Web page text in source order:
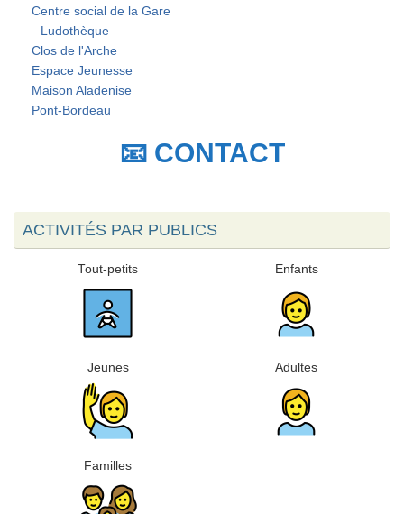
Centre social de la Gare
Ludothèque
Clos de l'Arche
Espace Jeunesse
Maison Aladenise
Pont-Bordeau
📧 CONTACT
ACTIVITÉS PAR PUBLICS
Tout-petits Enfants
Jeunes Adultes
Familles